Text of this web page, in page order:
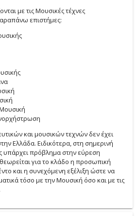
με τις Μουσικές τέχνες
επιστήμες:
και μουσικών τεχνών δεν έχει
Ελλάδα. Ειδικότερα, στη σημερινή
υπάρχει πρόβλημα στην εύρεση
για το κλάδο η προσωπική
και η συνεχόμενη εξέλιξη ώστε να
τόσο με την Μουσική όσο και με τις